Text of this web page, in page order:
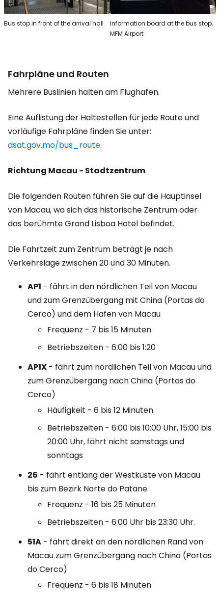
Bus stop in front of the arrival hall
Information board at the bus stop,
MFM Airport
Fahrpläne und Routen
Mehrere Buslinien halten am Flughafen.
Eine Auflistung der Haltestellen für jede Route und
vorläufige Fahrpläne finden Sie unter:
dsat.gov.mo/bus_route.
Richtung Macau - Stadtzentrum
Die folgenden Routen führen Sie auf die Hauptinsel
von Macau, wo sich das historische Zentrum oder
das berühmte Grand Lisboa Hotel befindet.
Die Fahrtzeit zum Zentrum beträgt je nach
Verkehrslage zwischen 20 und 30 Minuten.
AP1 - fährt in den nördlichen Teil von Macau
und zum Grenzübergang mit China (Portas do
Cerco) und dem Hafen von Macau
Frequenz - 7 bis 15 Minuten
Betriebszeiten - 6:00 bis 1:20
AP1X - fährt zum nördlichen Teil von Macau und
zum Grenzübergang nach China (Portas do
Cerco)
Häufigkeit - 6 bis 12 Minuten
Betriebszeiten - 6:00 bis 10:00 Uhr, 15:00 bis
20:00 Uhr, fährt nicht samstags und
sonntags
26 - fährt entlang der Westküste von Macau
bis zum Bezirk Norte do Patane
Frequenz - 16 bis 25 Minuten
Betriebszeiten - 6:00 Uhr bis 23:30 Uhr.
51A - fährt direkt an den nördlichen Rand von
Macau zum Grenzübergang nach China (Portas
do Cerco)
Frequenz - 6 bis 18 Minuten